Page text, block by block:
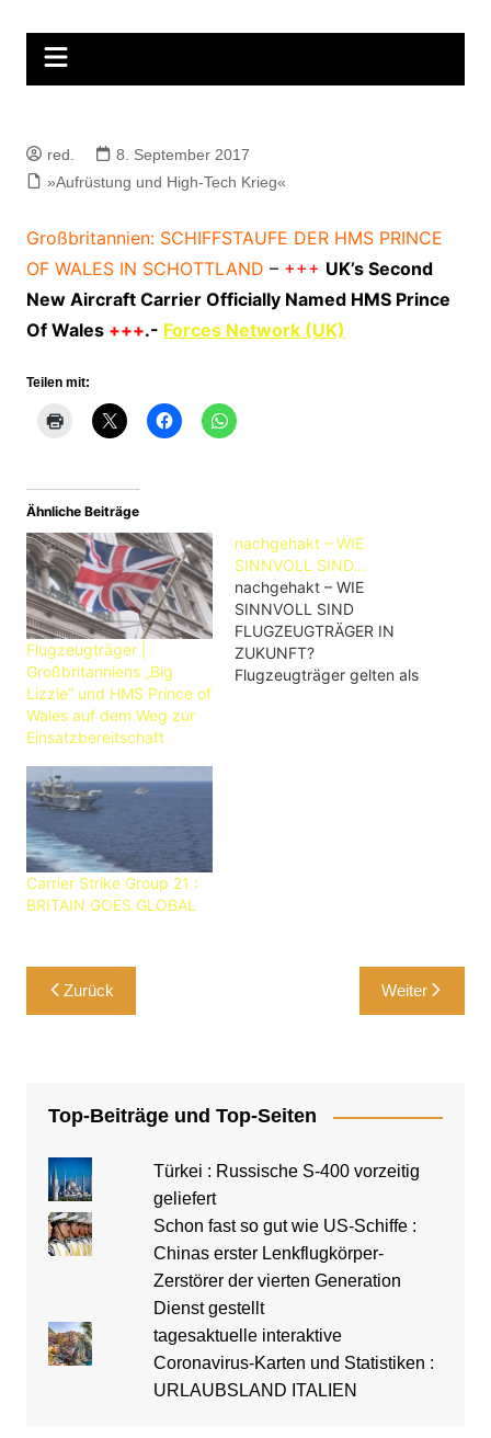
springen
red.
8. September 2017
»Aufrüstung und High-Tech Krieg«
Großbritannien: SCHIFFSTAUFE DER HMS PRINCE
OF WALES IN SCHOTTLAND – +++ UK’s Second
New Aircraft Carrier Officially Named HMS Prince
Of Wales +++.- Forces Network (UK)
Teilen mit:
Ähnliche Beiträge
Flugzeugträger |
Großbritanniens „Big
Lizzie“ und HMS Prince of
Wales auf dem Weg zur
Einsatzbereitschaft
nachgehakt – WIE
SINNVOLL SIND…
nachgehakt – WIE
SINNVOLL SIND
FLUGZEUGTRÄGER IN
ZUKUNFT?
Flugzeugträger gelten als
Carrier Strike Group 21 :
BRITAIN GOES GLOBAL
Beitragsnavigation
Zurück Weiter
Top-Beiträge und Top-Seiten
Türkei : Russische S-400 vorzeitig
geliefert
Schon fast so gut wie US-Schiffe :
Chinas erster Lenkflugkörper-
Zerstörer der vierten Generation
Dienst gestellt
tagesaktuelle interaktive
Coronavirus-Karten und Statistiken :
URLAUBSLAND ITALIEN